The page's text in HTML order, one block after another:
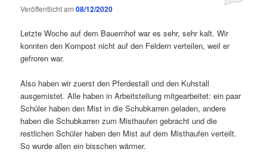
Veröffentlicht am08/12/2020
Letzte Woche auf dem Bauernhof war es sehr, sehr kalt. Wir
konnten den Kompost nicht auf den Feldern verteilen, weil er
gefroren war.
Also haben wir zuerst den Pferdestall und den Kuhstall
ausgemistet. Alle haben in Arbeitsteilung mitgearbeitet: ein paar
Schüler haben den Mist in die Schubkarren geladen, andere
haben die Schubkarren zum Misthaufen gebracht und die
restlichen Schüler haben den Mist auf dem Misthaufen verteilt.
So wurde allen ein bisschen wärmer.